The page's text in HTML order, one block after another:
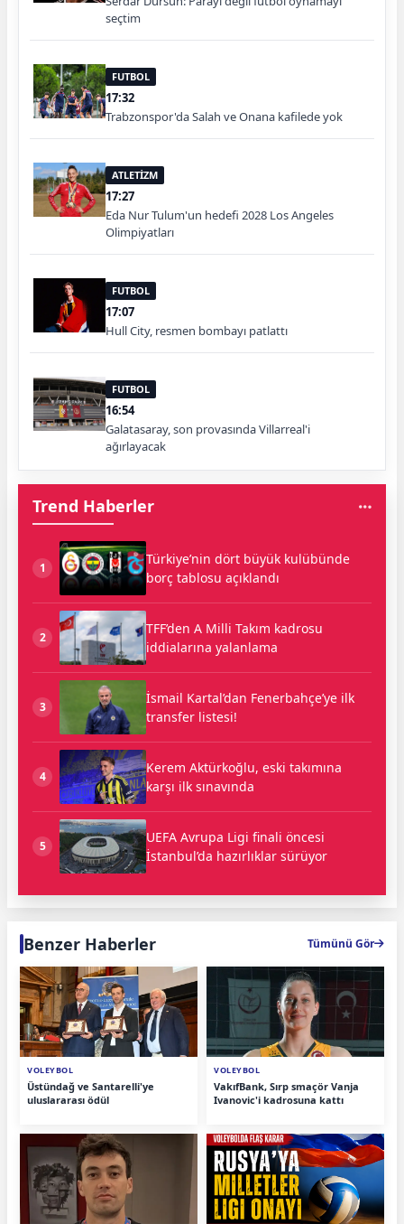
seçtim
FUTBOL
17:32
Trabzonspor'da Salah ve Onana kafilede yok
ATLETİZM
17:27
Eda Nur Tulum'un hedefi 2028 Los Angeles
Olimpiyatları
FUTBOL
17:07
Hull City, resmen bombayı patlattı
FUTBOL
16:54
Galatasaray, son provasında Villarreal'i
ağırlayacak
Trend Haberler
1
Türkiye’nin dört büyük kulübünde
borç tablosu açıklandı
2
TFF’den A Milli Takım kadrosu
iddialarına yalanlama
3
İsmail Kartal’dan Fenerbahçe’ye ilk
transfer listesi!
4
Kerem Aktürkoğlu, eski takımına
karşı ilk sınavında
5
UEFA Avrupa Ligi finali öncesi
İstanbul’da hazırlıklar sürüyor
Benzer Haberler Tümünü Gör
VOLEYBOL
Üstündağ ve Santarelli'ye
uluslararası ödül
VOLEYBOL
VakıfBank, Sırp smaçör Vanja
Ivanovic'i kadrosuna kattı